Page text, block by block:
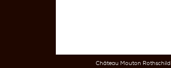
Château Mouton Rothschild